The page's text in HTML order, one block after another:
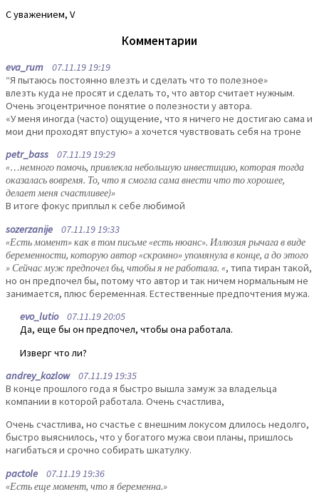
С уважением, V
Комментарии
eva_rum 07.11.19 19:19
“Я пытаюсь постоянно влезть и сделать что то полезное»
влезть куда не просят и сделать то, что автор считает нужным.
Очень эгоцентричное понятие о полезности у автора.
«У меня иногда (часто) ощущение, что я ничего не достигаю сама и
мои дни проходят впустую» а хочется чувствовать себя на троне
petr_bass 07.11.19 19:29
«…немного помочь, привлекла небольшую инвестицию, которая тогда
оказалась вовремя. То, что я смогла сама внести что то хорошее,
делает меня счастливее)»
В итоге фокус приплыл к себе любимой
sozerzanije 07.11.19 19:33
«Есть момент» как в том письме «есть нюанс». Иллюзия рычага в виде
беременности, которую автор «скромно» упомянула в конце, а до этого
» Сейчас муж предпочел бы, чтобы я не работала. «, типа тиран такой,
но он предпочел бы, потому что автор и так ничем нормальным не
занимается, плюс беременная. Естественные предпочтения мужа.
evo_lutio07.11.19 20:05
Да, еще бы он предпочел, чтобы она работала.
Изверг что ли?
andrey_kozlow07.11.19 19:35
В конце прошлого года я быстро вышла замуж за владельца
компании в которой работала. Очень счастлива,
Очень счастлива, но счастье с внешним локусом длилось недолго,
быстро выяснилось, что у богатого мужа свои планы, пришлось
нагибаться и срочно собирать шкатулку.
pactole 07.11.19 19:36
«Есть еще момент, что я беременна.»